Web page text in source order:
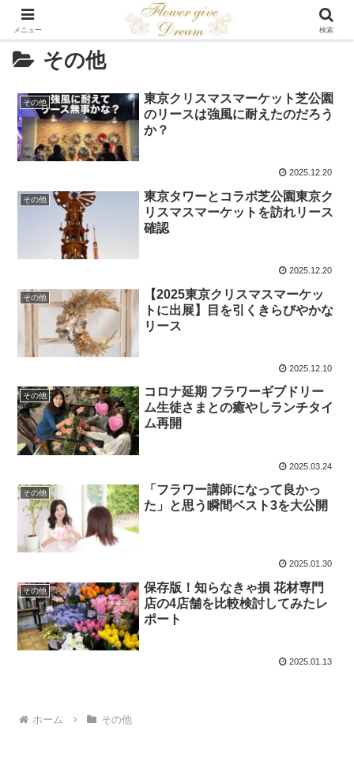
その他
その他
東京クリスマスマーケット芝公園
のリースは強風に耐えたのだろう
か？
2025.12.20
その他
東京タワーとコラボ芝公園東京ク
リスマスマーケットを訪れリース
確認
2025.12.20
その他
【2025東京クリスマスマーケッ
トに出展】目を引くきらびやかな
リース
2025.12.10
その他
コロナ延期 フラワーギブドリー
ム生徒さまとの癒やしランチタイ
ム再開
2025.03.24
その他
「フラワー講師になって良かっ
た」と思う瞬間ベスト3を大公開
2025.01.30
その他
保存版！知らなきゃ損 花材専門
店の4店舗を比較検討してみたレ
ポート
2025.01.13
ホーム その他
メニュー 検索